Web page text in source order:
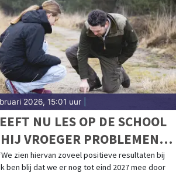
2026, 15:01 uur
NU LES OP DE SCHOOL
VROEGER PROBLEMEN
‘We zien hiervan zoveel positieve resultaten bij
ben blij dat we er nog tot eind 2027 mee door